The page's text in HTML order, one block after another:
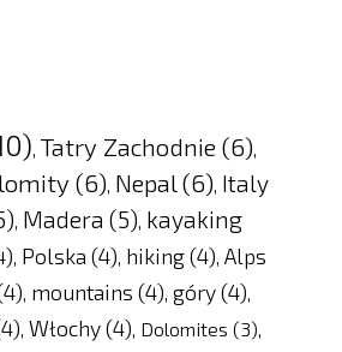
, Tatry Zachodnie (6),
(6), Nepal(6), Italy
, Madera (5), kayaking
, Polska (4), hiking(4), Alps
, mountains (4), góry(4),
, Włochy(4), Dolomites (3),